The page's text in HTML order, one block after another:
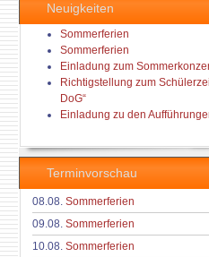
Neuigkeiten
Sommerferien
Sommerferien
Einladung zum
Richtigstellung zum
DoG“
Einladung zu den
Terminvorschau
08.08. Sommerferien
09.08. Sommerferien
10.08. Sommerferien